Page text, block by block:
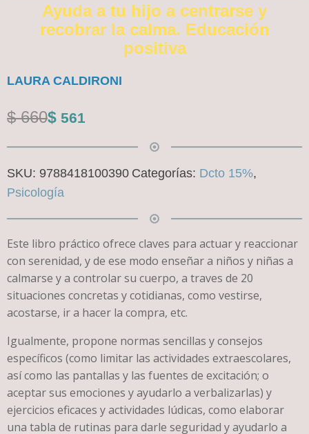
Ayuda a tu hijo a centrarse y
recobrar la calma. Educación
positiva
LAURA CALDIRONI
$660
El
precio
original
era:
$ 660.
$ 561
El
precio
actual
es:
$ 561.
SKU: 9788418100390 Categorías: Dcto 15%,
Psicología
Este libro práctico ofrece claves para actuar y reaccionar
con serenidad, y de ese modo enseñar a niños y niñas a
calmarse y a controlar su cuerpo, a traves de 20
situaciones concretas y cotidianas, como vestirse,
acostarse, ir a hacer la compra, etc.
Igualmente, propone normas sencillas y consejos
específicos (como limitar las actividades extraescolares,
así como las pantallas y las fuentes de excitación; o
aceptar sus emociones y ayudarlo a verbalizarlas) y
ejercicios eficaces y actividades lúdicas, como elaborar
una tabla de rutinas para darle seguridad y ayudarlo a